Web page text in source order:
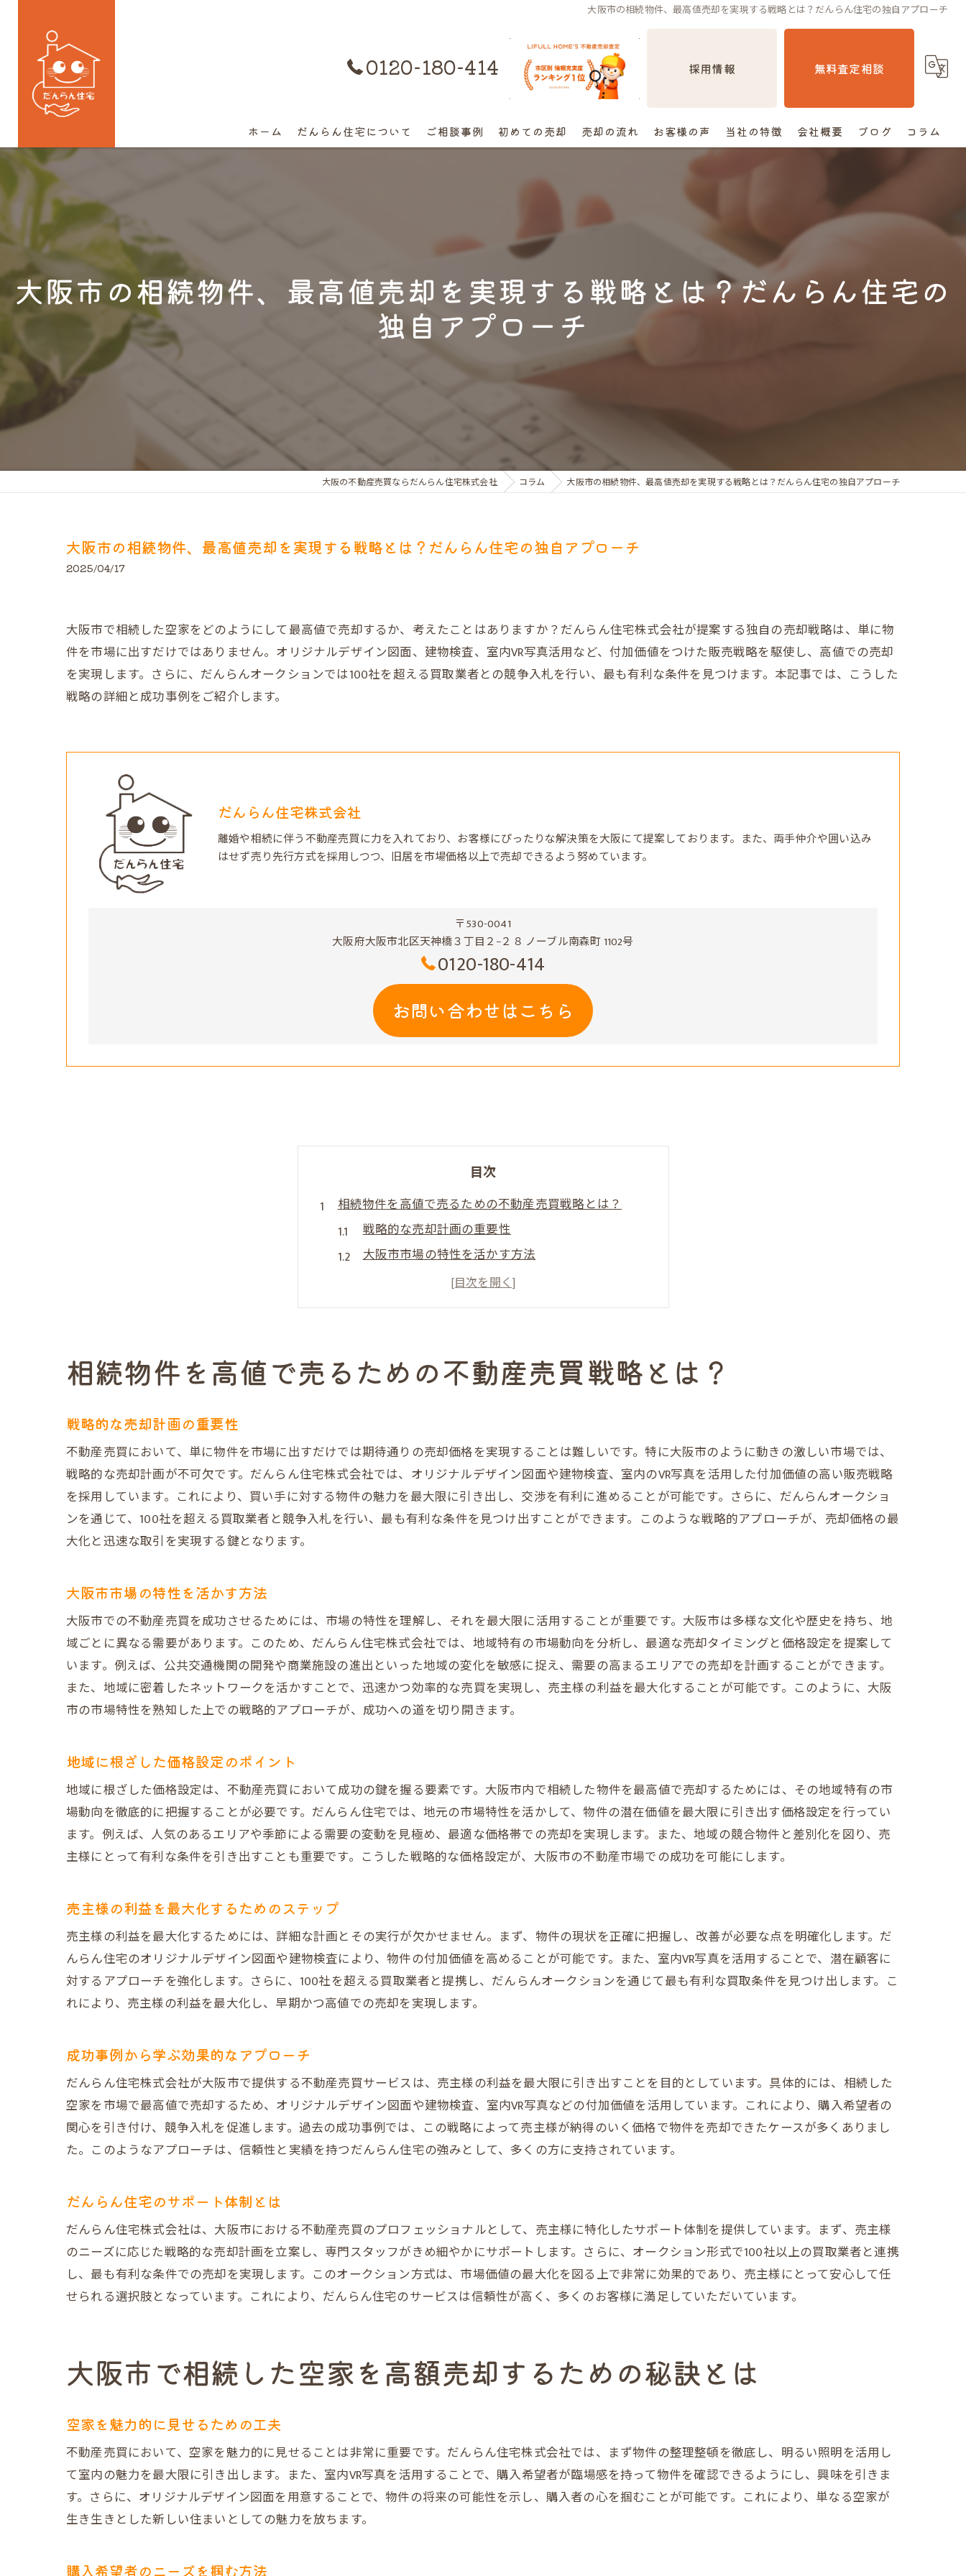
大阪市の相続物件、最高値売却を実現する戦略とは？だんらん住宅の独自アプローチ
0120-180-414 購入はコチラ 採用情報 無料査定相談
ホーム だんらん住宅について ご相談事例
離婚不動産の売却相談
高額早期売却の相談
終活売却の相談
空き家の相談
マンショントラブルでの買替え相談
初めての売却 売却の流れ お客様の声 当社の特徴
住み替え
会社概要 ブログ コラム
大阪市の相続物件、最高値売却を実現する戦略とは？だんらん住宅の
独自アプローチ
大阪の不動産売買ならだんらん住宅株式会社 コラム 大阪市の相続物件、最高値売却を実現する戦略とは？だんらん住宅の独自アプローチ
大阪市の相続物件、最高値売却を実現する戦略とは？だんらん住宅の独自アプローチ
2025/04/17
大阪市で相続した空家をどのようにして最高値で売却するか、考えたことはありますか？だんらん住宅株式会社が提案する独自の売却戦略は、単に物
件を市場に出すだけではありません。オリジナルデザイン図面、建物検査、室内VR写真活用など、付加価値をつけた販売戦略を駆使し、高値での売却
を実現します。さらに、だんらんオークションでは100社を超える買取業者との競争入札を行い、最も有利な条件を見つけます。本記事では、こうした
戦略の詳細と成功事例をご紹介します。
だんらん住宅株式会社
離婚や相続に伴う不動産売買に力を入れており、お客様にぴったりな解決策を大阪にて提案しております。また、両手仲介や囲い込み
はせず売り先行方式を採用しつつ、旧居を市場価格以上で売却できるよう努めています。
〒530-0041
大阪府大阪市北区天神橋３丁目２−２８ ノーブル南森町 1102号
0120-180-414
お問い合わせはこちら
目次
相続物件を高値で売るための不動産売買戦略とは？
戦略的な売却計画の重要性
大阪市市場の特性を活かす方法
地域に根ざした価格設定のポイント
売主様の利益を最大化するためのステップ
だんらん住宅のサポート体制とは
大阪市で相続した空家を高額売却するための秘訣とは
リノベーションがもたらす付加価値
成功率を高めるプロフェッショナルの活用
買い手を引き付ける物件プレゼンテーション
顧客満足度を高めるサービスの提供
マーケット分析による最適な販売戦略
他社との差別化を図る独自の手法
パートナーシップがもたらすメリット
地域特性に応じたプロモーション戦略
バイヤーを惹きつける情報公開テクニック
だんらん住宅の市場知識を活かす
専門家の視点で見る売却成功のカギ
不動産売買で成功するための付加価値戦略の全貌
魅力を引き出すプロのアドバイス
最新の技術を用いた物件紹介
バイヤー心理を考慮した販売戦術
だんらん住宅ならではの売却サポート
オークションで相続物件の最高値売却を実現するには
競争入札のメリットとその仕組み
だんらんオークションでの実績紹介
多くのバイヤーを惹きつけるコツ
だんらん住宅のオークションサポート
大阪市内の相続物件売却で選ばれる理由を徹底解説
地元に精通した専門家の存在
安心して任せられる取引環境の提供
売却成功に向けた徹底したサポート
プロの視点から見る市場分析の重要性
だんらん住宅の戦略的アプローチ
相続物件を高値で売るための不動産売買戦略とは？
戦略的な売却計画の重要性
不動産売買において、単に物件を市場に出すだけでは期待通りの売却価格を実現することは難しいです。特に大阪市のように動きの激しい市場では、
戦略的な売却計画が不可欠です。だんらん住宅株式会社では、オリジナルデザイン図面や建物検査、室内のVR写真を活用した付加価値の高い販売戦略
を採用しています。これにより、買い手に対する物件の魅力を最大限に引き出し、交渉を有利に進めることが可能です。さらに、だんらんオークショ
ンを通じて、100社を超える買取業者と競争入札を行い、最も有利な条件を見つけ出すことができます。このような戦略的アプローチが、売却価格の最
大化と迅速な取引を実現する鍵となります。
大阪市市場の特性を活かす方法
大阪市での不動産売買を成功させるためには、市場の特性を理解し、それを最大限に活用することが重要です。大阪市は多様な文化や歴史を持ち、地
域ごとに異なる需要があります。このため、だんらん住宅株式会社では、地域特有の市場動向を分析し、最適な売却タイミングと価格設定を提案して
います。例えば、公共交通機関の開発や商業施設の進出といった地域の変化を敏感に捉え、需要の高まるエリアでの売却を計画することができます。
また、地域に密着したネットワークを活かすことで、迅速かつ効率的な売買を実現し、売主様の利益を最大化することが可能です。このように、大阪
市の市場特性を熟知した上での戦略的アプローチが、成功への道を切り開きます。
地域に根ざした価格設定のポイント
地域に根ざした価格設定は、不動産売買において成功の鍵を握る要素です。大阪市内で相続した物件を最高値で売却するためには、その地域特有の市
場動向を徹底的に把握することが必要です。だんらん住宅では、地元の市場特性を活かして、物件の潜在価値を最大限に引き出す価格設定を行ってい
ます。例えば、人気のあるエリアや季節による需要の変動を見極め、最適な価格帯での売却を実現します。また、地域の競合物件と差別化を図り、売
主様にとって有利な条件を引き出すことも重要です。こうした戦略的な価格設定が、大阪市の不動産市場での成功を可能にします。
売主様の利益を最大化するためのステップ
売主様の利益を最大化するためには、詳細な計画とその実行が欠かせません。まず、物件の現状を正確に把握し、改善が必要な点を明確化します。だ
んらん住宅のオリジナルデザイン図面や建物検査により、物件の付加価値を高めることが可能です。また、室内VR写真を活用することで、潜在顧客に
対するアプローチを強化します。さらに、100社を超える買取業者と提携し、だんらんオークションを通じて最も有利な買取条件を見つけ出します。こ
れにより、売主様の利益を最大化し、早期かつ高値での売却を実現します。
成功事例から学ぶ効果的なアプローチ
だんらん住宅株式会社が大阪市で提供する不動産売買サービスは、売主様の利益を最大限に引き出すことを目的としています。具体的には、相続した
空家を市場で最高値で売却するため、オリジナルデザイン図面や建物検査、室内VR写真などの付加価値を活用しています。これにより、購入希望者の
関心を引き付け、競争入札を促進します。過去の成功事例では、この戦略によって売主様が納得のいく価格で物件を売却できたケースが多くありまし
た。このようなアプローチは、信頼性と実績を持つだんらん住宅の強みとして、多くの方に支持されています。
だんらん住宅のサポート体制とは
だんらん住宅株式会社は、大阪市における不動産売買のプロフェッショナルとして、売主様に特化したサポート体制を提供しています。まず、売主様
のニーズに応じた戦略的な売却計画を立案し、専門スタッフがきめ細やかにサポートします。さらに、オークション形式で100社以上の買取業者と連携
し、最も有利な条件での売却を実現します。このオークション方式は、市場価値の最大化を図る上で非常に効果的であり、売主様にとって安心して任
せられる選択肢となっています。これにより、だんらん住宅のサービスは信頼性が高く、多くのお客様に満足していただいています。
大阪市で相続した空家を高額売却するための秘訣とは
空家を魅力的に見せるための工夫
不動産売買において、空家を魅力的に見せることは非常に重要です。だんらん住宅株式会社では、まず物件の整理整頓を徹底し、明るい照明を活用し
て室内の魅力を最大限に引き出します。また、室内VR写真を活用することで、購入希望者が臨場感を持って物件を確認できるようにし、興味を引きま
す。さらに、オリジナルデザイン図面を用意することで、物件の将来の可能性を示し、購入者の心を掴むことが可能です。これにより、単なる空家が
生き生きとした新しい住まいとしての魅力を放ちます。
購入希望者のニーズを掴む方法